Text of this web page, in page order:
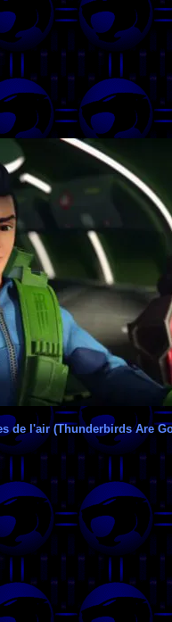
de l'air (Thunderbirds Are